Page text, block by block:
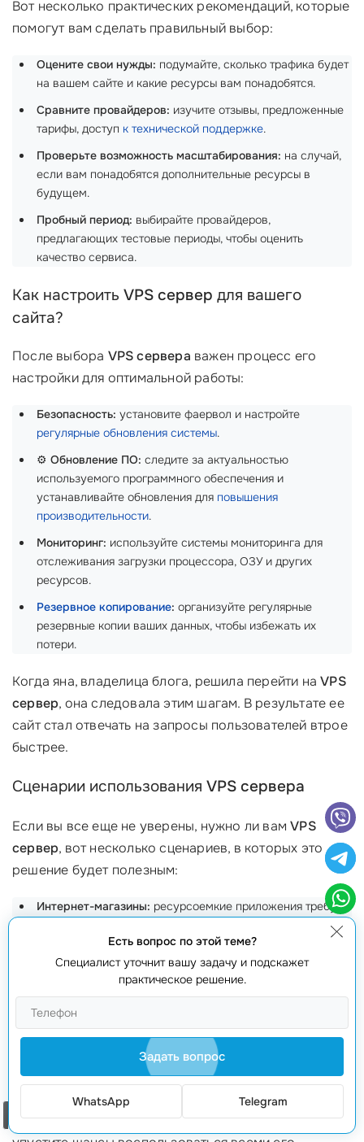
Вот несколько практических рекомендаций, которые
помогут вам сделать правильный выбор:
Оцените свои нужды: подумайте, сколько трафика будет
на вашем сайте и какие ресурсы вам понадобятся.
Сравните провайдеров: изучите отзывы, предложенные
тарифы, доступ к технической поддержке.
Проверьте возможность масштабирования: на случай,
если вам понадобятся дополнительные ресурсы в
будущем.
Пробный период: выбирайте провайдеров,
предлагающих тестовые периоды, чтобы оценить
качество сервиса.
Как настроить VPS сервер для вашего
сайта?
После выбора VPS сервера важен процесс его
настройки для оптимальной работы:
Безопасность: установите фаервол и настройте
регулярные обновления системы.
⚙️ Обновление ПО: следите за актуальностью
используемого программного обеспечения и
устанавливайте обновления для повышения
производительности.
Мониторинг: используйте системы мониторинга для
отслеживания загрузки процессора, ОЗУ и других
ресурсов.
Резервное копирование: организуйте регулярные
резервные копии ваших данных, чтобы избежать их
потери.
Когда яна, владелица блога, решила перейти наVPS
сервер, она следовала этим шагам. В результате ее
сайт стал отвечать на запросы пользователей втрое
быстрее.
Сценарии использования VPS сервера
Если вы все еще не уверены, нужно ли вамVPS
сервер, вот несколько сценариев, в которых это
решение будет полезным:
Интернет-магазины: ресурсоемкие приложения требуют
Образовательные платформы:
нагрузки сайты должны работать без сбоев.
Стартапы:быстрорастущие компании должен быть в
состоянии расти без серьезных сбоев.
требуют доступ к большому объему
данных и высоких мощностей сервера.
Эти примеры показывают, как VPS серверможет
адаптироваться под различныенужды бизнеса. Не
Есть вопрос по этой теме?
Специалист уточнит вашу задачу и подскажет
практическое решение.
Задать вопрос
WhatsApp Telegram
Заказать звонок